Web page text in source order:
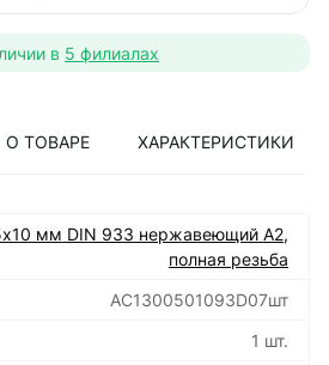
в 5 филиалах
О ТОВАРЕ ХАРАКТЕРИСТИКИ
мм DIN 933 нержавеющий А2,
полная резьба
АС1300501093D07шт
1 шт.